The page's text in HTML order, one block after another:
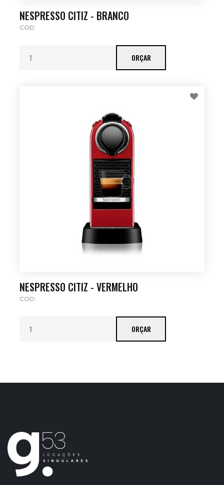
NESPRESSO CITIZ - BRANCO
COD:
ORÇAR
NESPRESSO CITIZ - VERMELHO
COD:
ORÇAR